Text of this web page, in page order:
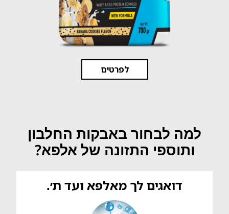
לפרטים
למה לבחור באבקות החלבון
ותוספי התזונה של אלפא?
דואגים לך מאלפא ועד ת׳.